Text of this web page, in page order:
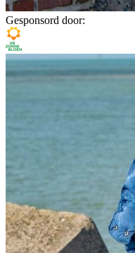
Gesponsord door: